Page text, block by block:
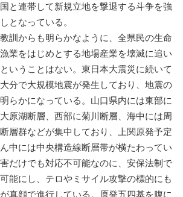
と連帯して新規立地を撃退する斗争を強
となっている。
訓からも明らかなように、全県民の生命
業をはじめとする地場産業を壊滅に追い
いうことはない。東日本大震災に続いて
分で大規模地震が発生しており、地震の
らかになっている。山口県内には東部に
原湖断層、西部に菊川断層、海中には周
層群などが集中しており、上関原発予定
中には中央構造線断層帯が横たわってい
だけでも対応不可能なのに、安保法制で
能にし、テロやミサイル攻撃の標的にも
真顔で進行している。原発五四基を腹に